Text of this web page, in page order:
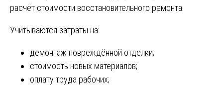
расчёт стоимости восстановительного ремонта.
Учитываются затраты на:
демонтаж повреждённой отделки;
стоимость новых материалов;
оплату труда рабочих;